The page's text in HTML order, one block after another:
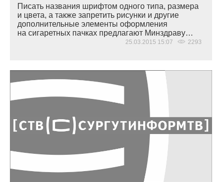
Писать названия шрифтом одного типа, размера
и цвета, а также запретить рисунки и другие
дополнительные элементы оформления
на сигаретных пачках предлагают Минздраву…
25.03.2015 15:07 2293